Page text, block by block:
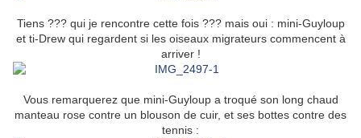
Tiens ??? qui je rencontre cette fois ??? mais oui : mini-Guyloup
et ti-Drew qui regardent si les oiseaux migrateurs commencent à
arriver !
Vous remarquerez que mini-Guyloup a troqué son long chaud
manteau rose contre un blouson de cuir, et ses bottes contre des
tennis :